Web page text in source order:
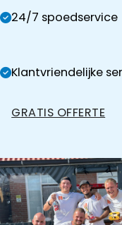
24/7 spoedservice
Klantvriendelijke
GRATIS OFFERTE